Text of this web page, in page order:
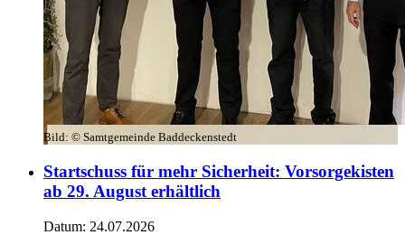
Bild: © Samtgemeinde Baddeckenstedt
Startschuss für mehr Sicherheit: Vorsorgekisten
ab 29. August erhältlich
Datum: 24.07.2026